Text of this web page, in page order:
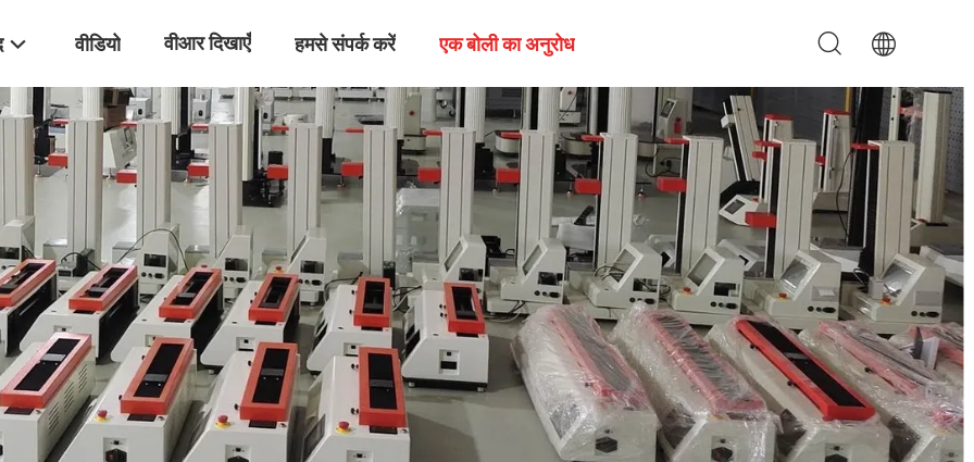
वीडियो वीआर दिखाएँ हमसे संपर्क करें एक बोली का अनुरोध